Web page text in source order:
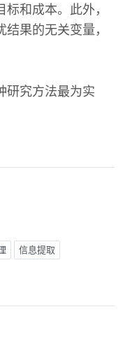
和成本。此外，
果的无关变量，
研究方法最为实
信息提取